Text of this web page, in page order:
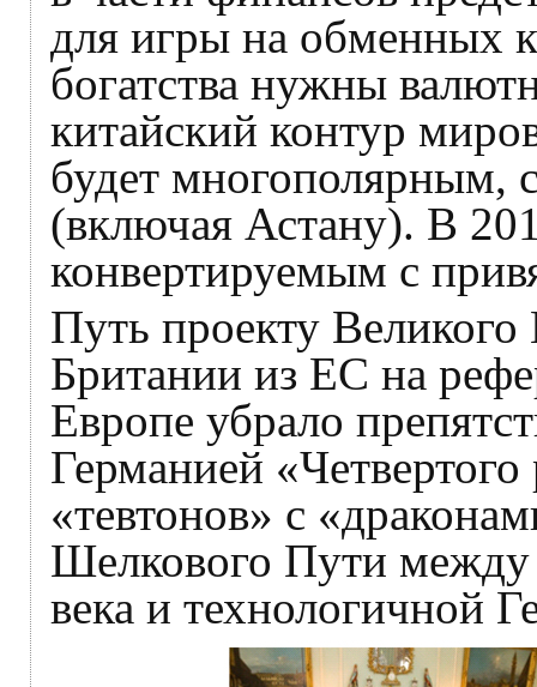
для игры на обменных
богатства нужны
китайский контур
будет многополярным,
(включая Астану). В
конвертируемым с
Путь проекту
Британии из ЕС на
Европе убрало
Германией
«тевтонов» с
Шелкового Пути
века и технологичной